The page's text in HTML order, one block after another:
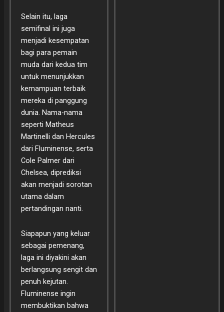
Selain itu, laga
semifinal ini juga
menjadi kesempatan
bagi para pemain
muda dari kedua tim
untuk menunjukkan
kemampuan terbaik
mereka di panggung
dunia. Nama-nama
seperti Matheus
Martinelli dan Hercules
dari Fluminense, serta
Cole Palmer dari
Chelsea, diprediksi
akan menjadi sorotan
utama dalam
pertandingan nanti.
Siapapun yang keluar
sebagai pemenang,
laga ini diyakini akan
berlangsung sengit dan
penuh kejutan.
Fluminense ingin
membuktikan bahwa